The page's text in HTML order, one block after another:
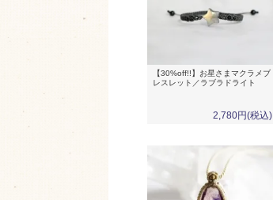
【30%off!!】お星さまマクラメブ
レスレット／ラブラドライト
2,780円(税込)